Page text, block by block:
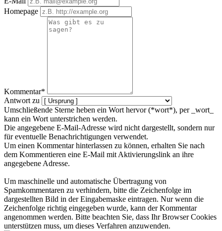
Homepage
Kommentar*
Antwort zu
Umschließende Sterne heben ein Wort hervor (*wort*), per _wort_
kann ein Wort unterstrichen werden.
Die angegebene E-Mail-Adresse wird nicht dargestellt, sondern nur
für eventuelle Benachrichtigungen verwendet.
Um einen Kommentar hinterlassen zu können, erhalten Sie nach
dem Kommentieren eine E-Mail mit Aktivierungslink an ihre
angegebene Adresse.
Um maschinelle und automatische Übertragung von
Spamkommentaren zu verhindern, bitte die Zeichenfolge im
dargestellten Bild in der Eingabemaske eintragen. Nur wenn die
Zeichenfolge richtig eingegeben wurde, kann der Kommentar
angenommen werden. Bitte beachten Sie, dass Ihr Browser Cookies
unterstützen muss, um dieses Verfahren anzuwenden.